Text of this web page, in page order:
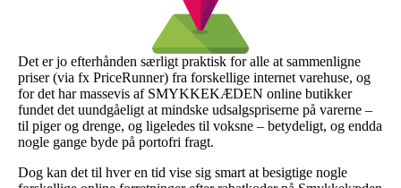
Det er jo efterhånden særligt praktisk for alle at sammenligne
priser (via fx PriceRunner) fra forskellige internet varehuse, og
for det har massevis af SMYKKEKÆDEN online butikker
fundet det uundgåeligt at mindske udsalgspriserne på varerne –
til piger og drenge, og ligeledes til voksne – betydeligt, og endda
nogle gange byde på portofri fragt.
Dog kan det til hver en tid vise sig smart at besigtige nogle